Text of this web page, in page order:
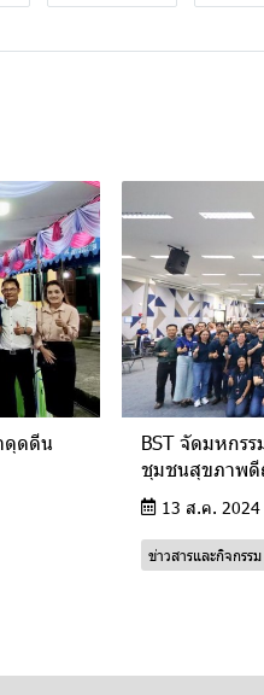
ดุดดีน
BST จัดมหกร
ชุมชนสุขภาพดี
13 ส.ค. 2024
ข่าวสารและกิจกรรม